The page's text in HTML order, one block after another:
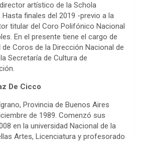
artístico de la Schola
finales del 2019 -previo a la
titular del Coro Polifónico Nacional
En el presente tiene el cargo de
Coros de la Dirección Nacional de
Secretaría de Cultura de
De Cicco
Provincia de Buenos Aires
de 1989. Comenzó sus
en la universidad Nacional de la
Artes, Licenciatura y profesorado